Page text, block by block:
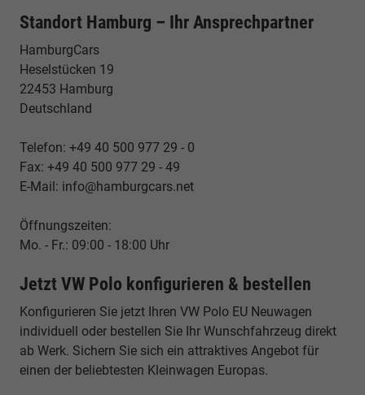
Standort Hamburg – Ihr Ansprechpartner
HamburgCars
Heselstücken 19
22453 Hamburg
Deutschland
Telefon: +49 40 500 977 29 - 0
Fax: +49 40 500 977 29 - 49
E-Mail: info@hamburgcars.net
Öffnungszeiten:
Mo. - Fr.: 09:00 - 18:00 Uhr
Jetzt VW Polo konfigurieren & bestellen
Konfigurieren Sie jetzt Ihren VW Polo EU Neuwagen
individuell oder bestellen Sie Ihr Wunschfahrzeug direkt
ab Werk. Sichern Sie sich ein attraktives Angebot für
einen der beliebtesten Kleinwagen Europas.